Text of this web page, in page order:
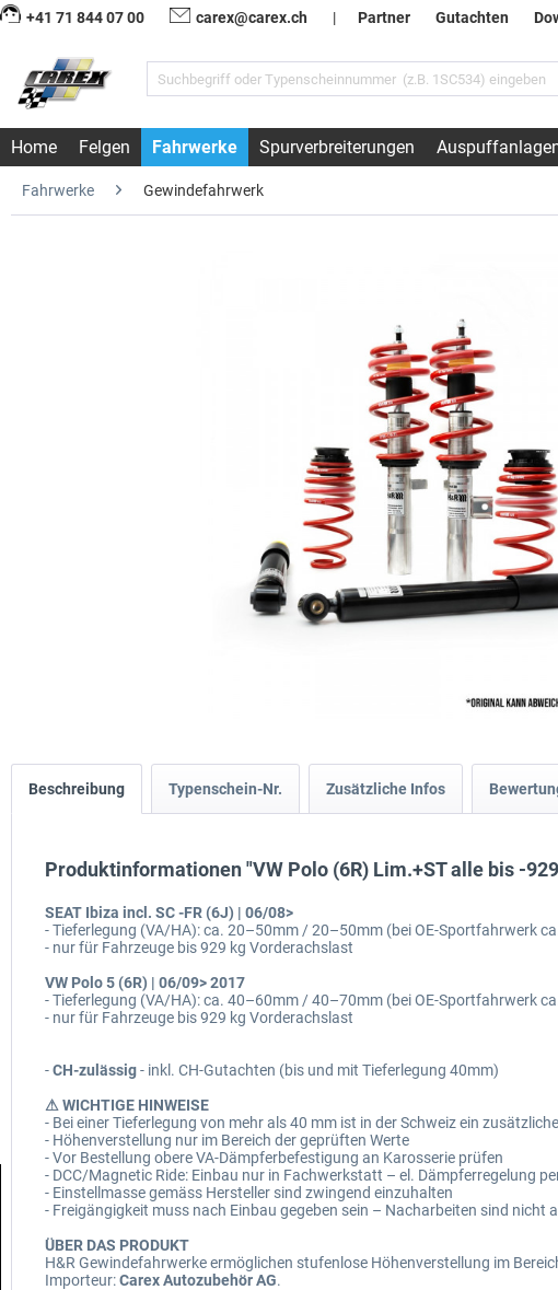
+41 71 844 07 00 carex@carex.ch | Partner Gutachten
Home Felgen Fahrwerke Spurverbreiterungen
Fahrwerke Gewindefahrwerk
Beschreibung Typenschein-Nr. Zusätzliche Infos
Produktinformationen "VW Polo (6R) Lim.+ST alle bis -
SEAT Ibiza incl. SC -FR (6J) | 06/08>
- Tieferlegung (VA/HA): ca. 20–50mm / 20–50mm (bei OE-Sportfahrwerk
- nur für Fahrzeuge bis 929 kg Vorderachslast
VW Polo 5 (6R) | 06/09> 2017
- Tieferlegung (VA/HA): ca. 40–60mm / 40–70mm (bei OE-Sportfahrwerk
- nur für Fahrzeuge bis 929 kg Vorderachslast
-CH-zulässig- inkl. CH-Gutachten (bis und mit Tieferlegung 40mm)
⚠ WICHTIGE HINWEISE
- Bei einer Tieferlegung von mehr als 40 mm ist in der Schweiz ein
- Höhenverstellung nur im Bereich der geprüften Werte
- Vor Bestellung obere VA-Dämpferbefestigung an Karosserie prüfen
- DCC/Magnetic Ride: Einbau nur in Fachwerkstatt – el. Dämpferregelung
- Einstellmasse gemäss Hersteller sind zwingend einzuhalten
- Freigängigkeit muss nach Einbau gegeben sein – Nacharbeiten sind nicht
ÜBER DAS PRODUKT
H&R Gewindefahrwerke ermöglichen stufenlose Höhenverstellung im
Importeur:Carex Autozubehör AG.